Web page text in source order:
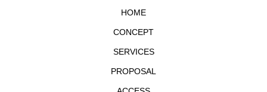
HOME
CONCEPT
SERVICES
PROPOSAL